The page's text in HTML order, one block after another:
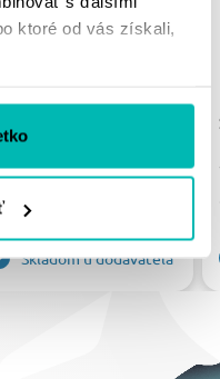
ktoré od vás získali,
ROZETA
BLK ČIERNA
€
Skladom u dodávateľa